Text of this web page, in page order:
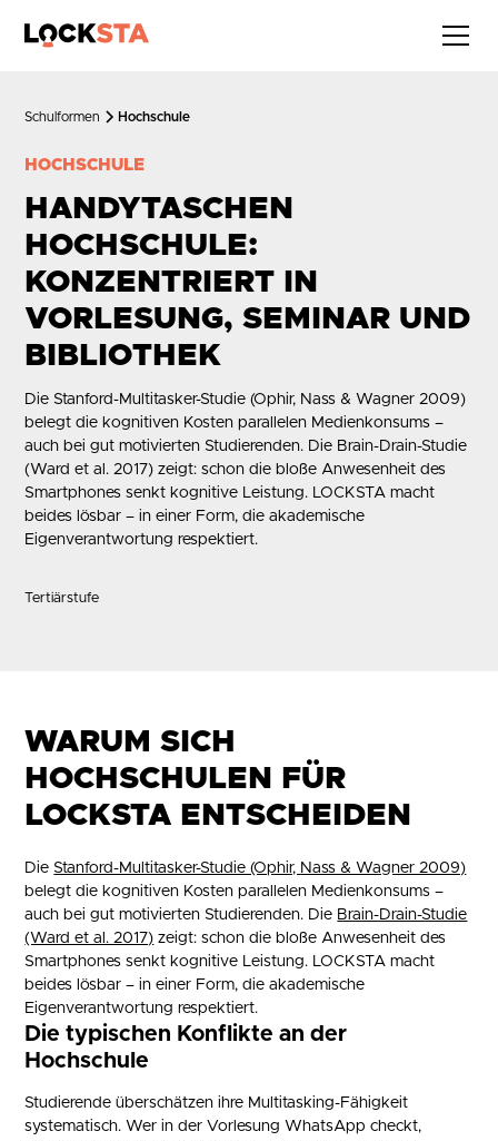
Schulformen Hochschule
HOCHSCHULE
HANDYTASCHEN
HOCHSCHULE:
KONZENTRIERT IN
VORLESUNG, SEMINAR UND
BIBLIOTHEK
Die Stanford-Multitasker-Studie (Ophir, Nass & Wagner 2009)
belegt die kognitiven Kosten parallelen Medienkonsums –
auch bei gut motivierten Studierenden. Die Brain-Drain-Studie
(Ward et al. 2017) zeigt: schon die bloße Anwesenheit des
Smartphones senkt kognitive Leistung. LOCKSTA macht
beides lösbar – in einer Form, die akademische
Eigenverantwortung respektiert.
Tertiärstufe
WARUM SICH
HOCHSCHULEN FÜR
LOCKSTA ENTSCHEIDEN
Die Stanford-Multitasker-Studie (Ophir, Nass & Wagner 2009)
belegt die kognitiven Kosten parallelen Medienkonsums –
auch bei gut motivierten Studierenden. Die Brain-Drain-Studie
(Ward et al. 2017) zeigt: schon die bloße Anwesenheit des
Smartphones senkt kognitive Leistung. LOCKSTA macht
beides lösbar – in einer Form, die akademische
Eigenverantwortung respektiert.
Die typischen Konflikte an der
Hochschule
Studierende überschätzen ihre Multitasking-Fähigkeit
systematisch. Wer in der Vorlesung WhatsApp checkt,